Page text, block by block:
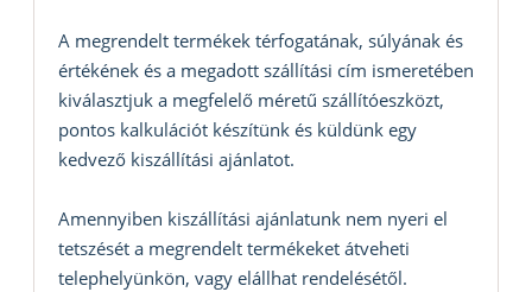
A megrendelt termékek térfogatának, súlyának és
értékének és a megadott szállítási cím ismeretében
kiválasztjuk a megfelelő méretű szállítóeszközt,
pontos kalkulációt készítünk és küldünk egy
kedvező kiszállítási ajánlatot.
Amennyiben kiszállítási ajánlatunk nem nyeri el
tetszését a megrendelt termékeket átveheti
telephelyünkön, vagy elállhat rendelésétől.